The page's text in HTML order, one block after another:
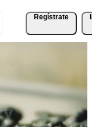
Regístrate